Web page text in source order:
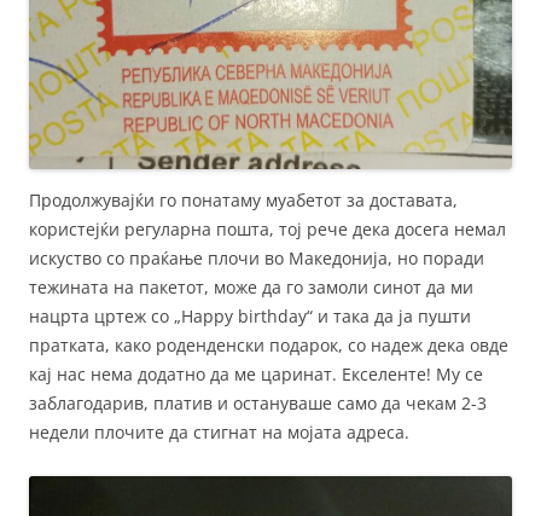
Продолжувајќи го понатаму муабетот за доставата,
користејќи регуларна пошта, тој рече дека досега немал
искуство со праќање плочи во Македонија, но поради
тежината на пакетот, може да го замоли синот да ми
нацрта цртеж со „Happy birthday“ и така да ја пушти
пратката, како роденденски подарок, со надеж дека овде
кај нас нема додатно да ме царинат. Екселенте! Му се
заблагодарив, платив и остануваше само да чекам 2-3
недели плочите да стигнат на мојата адреса.